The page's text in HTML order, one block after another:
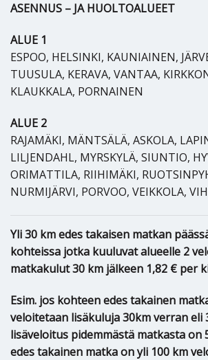
ASENNUS – JA HUOLTOALUEET
ALUE 1
ESPOO, HELSINKI, KAUNIAINEN,
TUUSULA, KERAVA, VANTAA,
KLAUKKALA, PORNAINEN
ALUE 2
RAJAMÄKI, MÄNTSÄLÄ, ASKOLA,
LILJENDAHL, MYRSKYLÄ, SIUNTIO,
ORIMATTILA, RIIHIMÄKI,
NURMIJÄRVI, PORVOO, VEIKKOLA,
Yli 30 km edes takaisen matkan
kohteissa jotka kuuluvat alueelle 2
matkakulut 30 km jälkeen 1,82 € per
Esim. jos kohteen edes takainen
veloitetaan lisäkuluja 30km verran eli
lisäveloitus pidemmästä matkasta on
edes takainen matka on yli 100 km